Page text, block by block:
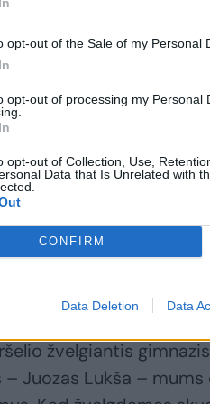
opt-out of the Sale of my Personal
opt-out of processing my Personal
opt-out of Collection, Use,
Data that Is Unrelated with
CONFIRM
Data Deletion Data
ir jų likimais,
žūties.
šiandien pažįstamas
sulaukusiais
Lukšos auką, bet ir
į Lietuvą tęsti kovos.
visus dar
pasirinkome Juozo
žvelgiantis
Juozas Lukša –